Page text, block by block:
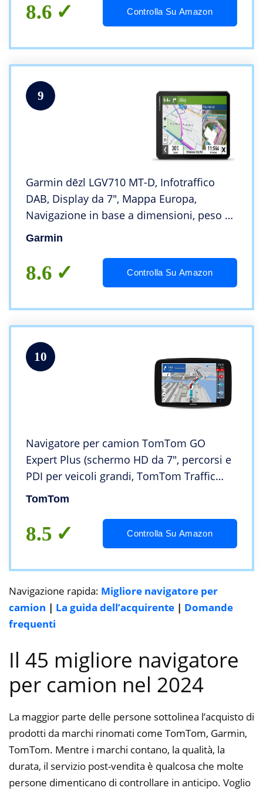
8.6 Controlla Su Amazon
9
Garmin dēzl LGV710 MT-D, Infotraffico
DAB, Display da 7″, Mappa Europa,
Navigazione in base a dimensioni, peso e
carico trasportato
Garmin
8.6 Controlla Su Amazon
10
Navigatore per camion TomTom GO
Expert Plus (schermo HD da 7″, percorsi e
PDI per veicoli grandi, TomTom Traffic
incluso, mappe del mondo, avvisi su
TomTom
8.5 Controlla Su Amazon
Navigazione rapida: Migliore navigatore per
camion | La guida dell’acquirente | Domande
frequenti
Il 45 migliore navigatore
per camion nel 2024
La maggior parte delle persone sottolinea l’acquisto di
prodotti da marchi rinomati come TomTom, Garmin,
TomTom. Mentre i marchi contano, la qualità, la
durata, il servizio post-vendita è qualcosa che molte
persone dimenticano di controllare in anticipo. Voglio